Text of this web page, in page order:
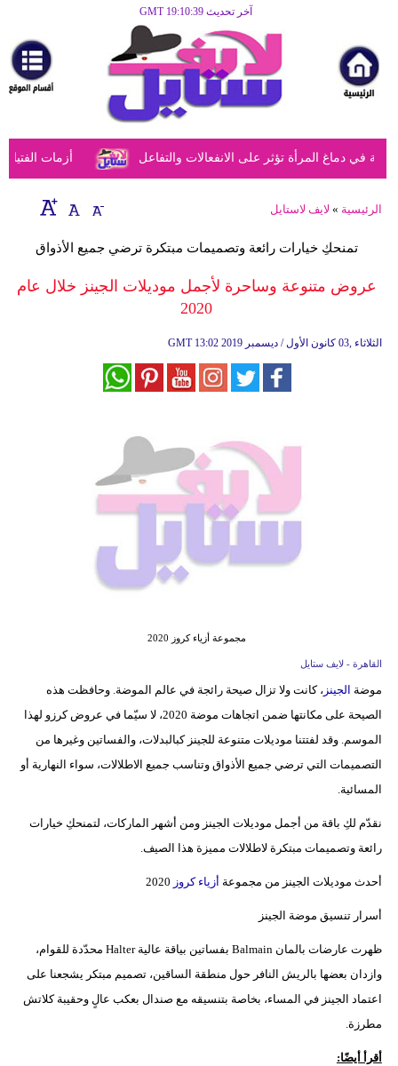
آخر تحديث GMT 19:10:39
مرأة
أزياء
أزياء
إسلامية
ديكور
صحة
أزمات الفتيات دماغ المرأة تؤثر على الانفعالات والتفاعل
الرئيسية » لايف لاستايل
تمنحكِ خيارات رائعة وتصميمات مبتكرة ترضي جميع الأذواق
عروض متنوعة وساحرة لأجمل موديلات الجينز خلال عام
2020
GMT 13:02 2019 الثلاثاء ,03 كانون الأول / ديسمبر
مجموعة أزياء كروز 2020
القاهرة - لايف ستايل
موضة الجينز ، كانت ولا تزال صيحة رائجة في عالم الموضة. وحافظت هذه
الصيحة على مكانتها ضمن اتجاهات موضة 2020، لا سيّما في عروض كرزو لهذا
الموسم. وقد لفتتنا موديلات متنوعة للجينز كبالبدلات، والفساتين وغيرها من
التصميمات التي ترضي جميع الأذواق وتناسب جميع الاطلالات، سواء النهارية أو
المسائية.
نقدّم لكِ باقة من أجمل موديلات الجينز ومن أشهر الماركات، لتمنحكِ خيارات
رائعة وتصميمات مبتكرة لاطلالات مميزة هذا الصيف.
أحدث موديلات الجينز من مجموعة أزياء كروز 2020
أسرار تنسيق موضة الجينز
ظهرت عارضات بالمان Balmain بفساتين بياقة عالية Halter محدّدة للقوام،
وازدان بعضها بالريش النافر حول منطقة الساقين، تصميم مبتكر يشجعنا على
اعتماد الجينز في المساء، بخاصة بتنسيقه مع صندال بعكب عالٍ وحقيبة كلاتش
مطرزة.
أقرأ أيضًا: